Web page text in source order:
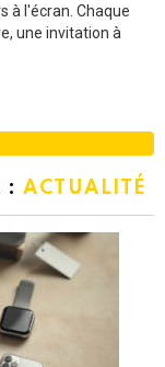
à l'écran. Chaque
une invitation à
: ACTUALITÉ